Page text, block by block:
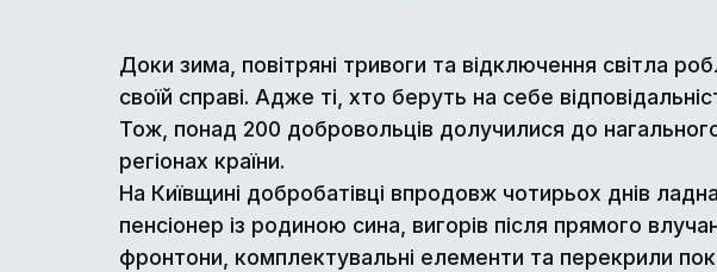
Доки зима, повітряні тривоги та відключення світла
своїй справі. Адже ті, хто беруть на себе
Тож, понад 200 добровольців долучилися до
регіонах країни.
На Київщині добробатівці впродовж чотирьох днів
пенсіонер із родиною сина, вигорів після прямого
фронтони, комплектувальні елементи та перекрили